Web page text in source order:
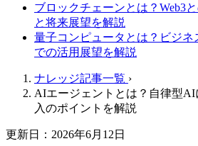
ブロックチェーンとは？Web3
と将来展望を解説
量子コンピュータとは？ビジネ
での活用展望を解説
ナレッジ記事一覧 ›
AIエージェントとは？自律型
入のポイントを解説
更新日：2026年6月12日